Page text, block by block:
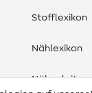
Stofflexikon
Nählexikon